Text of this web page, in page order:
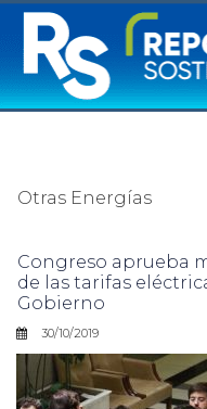
Otras Energías
Congreso aprueba
de las tarifas
Gobierno
30/10/2019